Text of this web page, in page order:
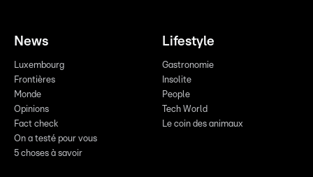
News
Luxembourg
Frontières
Monde
Opinions
Fact check
On a testé pour vous
5 choses à savoir
Lifestyle
Gastronomie
Insolite
People
Tech World
Le coin des animaux